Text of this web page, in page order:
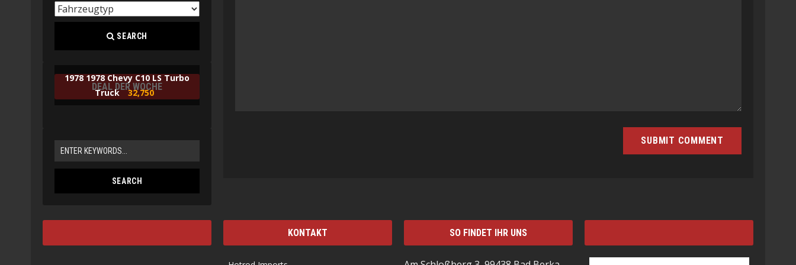
SEARCH
DEAL DER WOCHE
1978 1978 Chevy C10 LS Turbo
Truck 32,750
KONTAKT SO FINDET IHR UNS